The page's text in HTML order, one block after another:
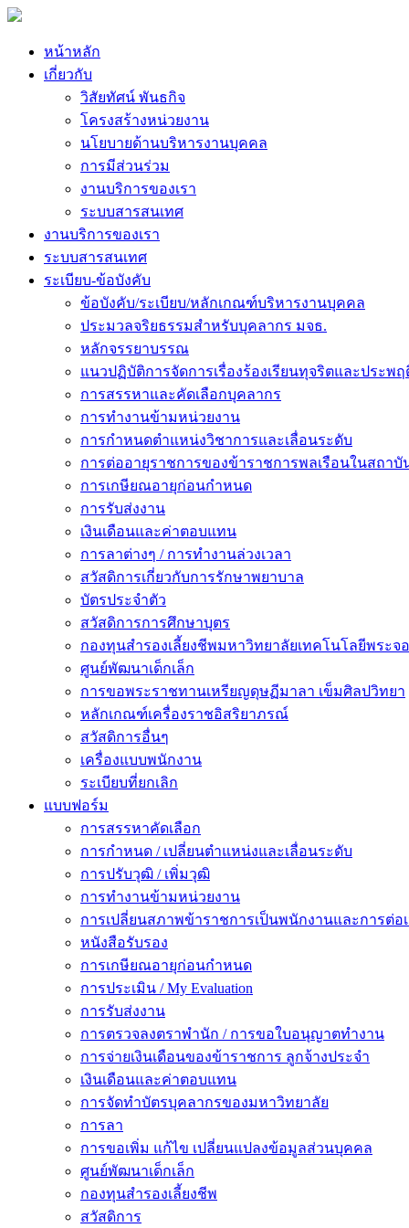
หน้าหลัก
เกี่ยวกับ
วิสัยทัศน์ พันธกิจ
โครงสร้างหน่วยงาน
นโยบายด้านบริหารงานบุคคล
การมีส่วนร่วม
งานบริการของเรา
ระบบสารสนเทศ
งานบริการของเรา
ระบบสารสนเทศ
ระเบียบ-ข้อบังคับ
ข้อบังคับ/ระเบียบ/หลักเกณฑ์บริหารงานบุคคล
ประมวลจริยธรรมสำหรับบุคลากร มจธ.
หลักจรรยาบรรณ
แนวปฏิบัติการจัดการเรื่องร้องเรียนทุจริตและประพ
การสรรหาและคัดเลือกบุคลากร
การทำงานข้ามหน่วยงาน
การกำหนดตำแหน่งวิชาการและเลื่อนระดับ
การต่ออายุราชการของข้าราชการพลเรือนในสถา
การเกษียณอายุก่อนกำหนด
การรับส่งงาน
เงินเดือนและค่าตอบแทน
การลาต่างๆ / การทำงานล่วงเวลา
สวัสดิการเกี่ยวกับการรักษาพยาบาล
บัตรประจำตัว
สวัสดิการการศึกษาบุตร
กองทุนสำรองเลี้ยงชีพมหาวิทยาลัยเทคโนโลยีพระจ
ศูนย์พัฒนาเด็กเล็ก
การขอพระราชทานเหรียญดุษฏีมาลา เข็มศิลปวิทยา
หลักเกณฑ์เครื่องราชอิสริยาภรณ์
สวัสดิการอื่นๆ
เครื่องแบบพนักงาน
ระเบียบที่ยกเลิก
แบบฟอร์ม
การสรรหาคัดเลือก
การกำหนด / เปลี่ยนตำแหน่งและเลื่อนระดับ
การปรับวุฒิ / เพิ่มวุฒิ
การทำงานข้ามหน่วยงาน
การเปลี่ยนสภาพข้าราชการเป็นพนักงานและการต่อ
หนังสือรับรอง
การเกษียณอายุก่อนกำหนด
การประเมิน / My Evaluation
การรับส่งงาน
การตรวจลงตราพำนัก / การขอใบอนุญาตทำงาน
การจ่ายเงินเดือนของข้าราชการ ลูกจ้างประจำ
เงินเดือนและค่าตอบแทน
การจัดทำบัตรบุคลากรของมหาวิทยาลัย
การลา
การขอเพิ่ม แก้ไข เปลี่ยนแปลงข้อมูลส่วนบุคคล
ศูนย์พัฒนาเด็กเล็ก
กองทุนสำรองเลี้ยงชีพ
สวัสดิการ